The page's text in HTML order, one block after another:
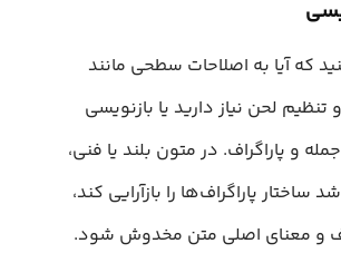
که آیا به اصلاحات سطحی مانند
لحن نیاز دارید یا بازنویسی
و پاراگراف. در متون بلند یا فنی،
ساختار پاراگراف‌ها را بازآرایی کند،
و معنای اصلی متن مخدوش شود.